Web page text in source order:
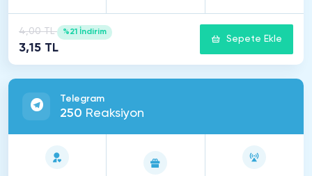
4,00 TL %21 İndirim
3,15 TL
Sepete Ekle
Telegram
250 Reaksiyon